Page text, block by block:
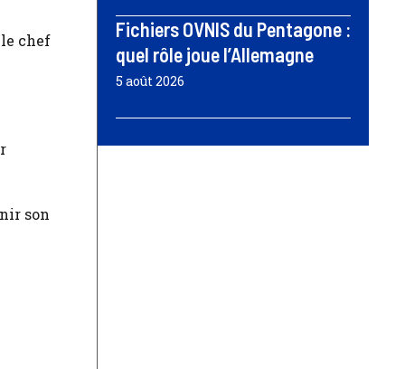
chef
son
Fichiers OVNIS du Pentagone :
quel rôle joue l’Allemagne
5 août 2026